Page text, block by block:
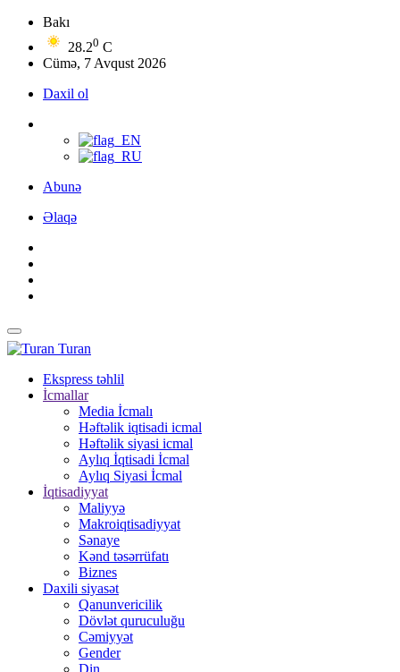
Bakı
28.20 C
Cümə, 7 Avqust 2026
Daxil ol
Abunə
Əlaqə
Turan
Ekspress təhlil
İcmallar
Media İcmalı
Həftəlik iqtisadi icmal
Həftəlik siyasi icmal
Aylıq İqtisadi İcmal
Aylıq Siyasi İcmal
İqtisadiyyat
Maliyyə
Makroiqtisadiyyat
Sənaye
Kənd təsərrüfatı
Biznes
Daxili siyasət
Qanunvericilik
Dövlət quruculuğu
Cəmiyyət
Gender
Din